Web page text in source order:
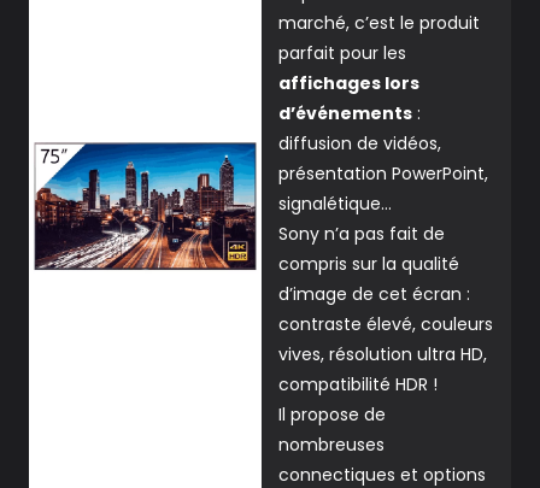
marché, c’est le produit
parfait pour les
affichages lors
d’événements:
diffusion de vidéos,
présentation PowerPoint,
signalétique…
Sony n’a pas fait de
compris sur la qualité
d’image de cet écran :
contraste élevé, couleurs
vives, résolution ultra HD,
compatibilité HDR !
Il propose de
nombreuses
connectiques et options